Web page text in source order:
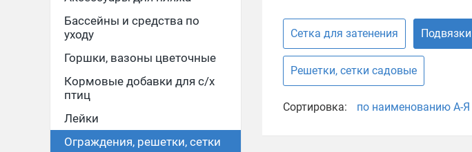
Бассейны и средства по
уходу
Горшки, вазоны цветочные
Кормовые добавки для с/х
птиц
Лейки
Ограждения, решетки, сетки
Сетка для затенения
Решетки, сетки садовые
Сортировка: по наименованию А-Я